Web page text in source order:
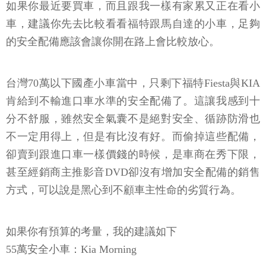
如果你最近要買車，而且跟我一樣有家累又正在看小
車，建議你先去比較看看福特跟馬自達的小車，足夠
的安全配備應該會讓你開在路上會比較放心。
台灣70萬以下國產小車當中，只剩下福特Fiesta與KIA
肯給到不輸進口車水準的安全配備了。這讓我感到十
分不舒服，雖然安全氣囊不是絕對安全、循跡防滑也
不一定用得上，但是有比沒有好。而偷掉這些配備，
卻賣到跟進口車一樣價錢的時候，是車商在秀下限，
甚至經銷商主推影音DVD卻沒有增加安全配備的銷售
方式，可以說是黑心到不顧車主性命的劣質行為。
如果你有預算的考量，我的建議如下
55萬安全小車：Kia Morning